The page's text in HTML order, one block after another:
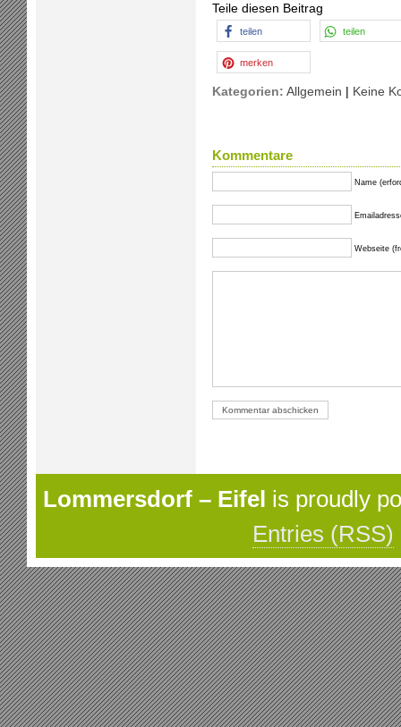
Teile diesen Beitrag
teilen teilen
merken
Kategorien: Allgemein Keine
Kommentare
Name
Webseite
Lommersdorf – Eifel is proudly
Entries (RSS)